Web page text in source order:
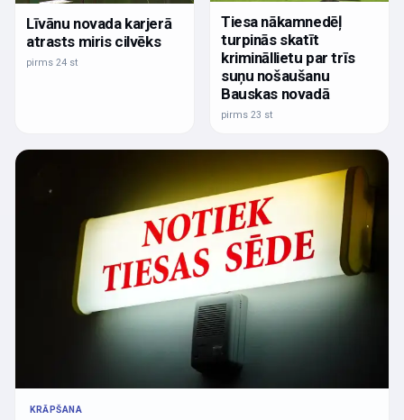
Līvānu novada karjerā
atrasts miris cilvēks
pirms 24 st
Tiesa nākamnedēļ
turpinās skatīt
krimināllietu par trīs
suņu nošaušanu
Bauskas novadā
pirms 23 st
KRĀPŠANA